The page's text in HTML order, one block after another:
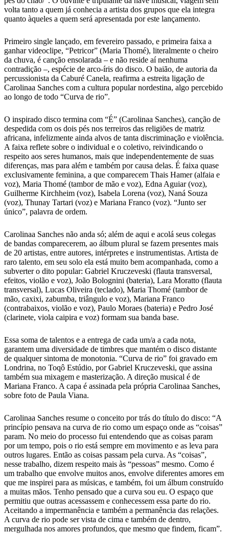
volta tanto a quem já conhecia a artista dos grupos que ela integra
quanto àqueles a quem será apresentada por este lançamento.
Primeiro single lançado, em fevereiro passado, e primeira faixa a
ganhar videoclipe, “Petricor” (Maria Thomé), literalmente o cheiro
da chuva, é canção ensolarada – e não reside aí nenhuma
contradição –, espécie de arco-íris do disco. O baião, de autoria da
percussionista da Caburé Canela, reafirma a estreita ligação de
Carolinaa Sanches com a cultura popular nordestina, algo percebido
ao longo de todo “Curva de rio”.
O inspirado disco termina com “É” (Carolinaa Sanches), canção de
despedida com os dois pés nos terreiros das religiões de matriz
africana, infelizmente ainda alvos de tanta discriminação e violência.
A faixa reflete sobre o individual e o coletivo, reivindicando o
respeito aos seres humanos, mais que independentemente de suas
diferenças, mas para além e também por causa delas. É faixa quase
exclusivamente feminina, a que comparecem Thais Hamer (alfaia e
voz), Maria Thomé (tambor de mão e voz), Edna Aguiar (voz),
Guilherme Kirchheim (voz), Isabela Lorena (voz), Naná Souza
(voz), Thunay Tartari (voz) e Mariana Franco (voz). “Junto ser
único”, palavra de ordem.
Carolinaa Sanches não anda só; além de aqui e acolá seus colegas
de bandas comparecerem, ao álbum plural se fazem presentes mais
de 20 artistas, entre autores, intérpretes e instrumentistas. Artista de
raro talento, em seu solo ela está muito bem acompanhada, como a
subverter o dito popular: Gabriel Kruczeveski (flauta transversal,
efeitos, violão e voz), João Bolognini (bateria), Lara Moratto (flauta
transversal), Lucas Oliveira (teclado), Maria Thomé (tambor de
mão, caxixi, zabumba, triângulo e voz), Mariana Franco
(contrabaixos, violão e voz), Paulo Moraes (bateria) e Pedro José
(clarinete, viola caipira e voz) formam sua banda base.
Essa soma de talentos e a entrega de cada um/a a cada nota,
garantem uma diversidade de timbres que mantém o disco distante
de qualquer sintoma de monotonia. “Curva de rio” foi gravado em
Londrina, no Toqô Estúdio, por Gabriel Kruczeveski, que assina
também sua mixagem e masterização. A direção musical é de
Mariana Franco. A capa é assinada pela própria Carolinaa Sanches,
sobre foto de Paula Viana.
Carolinaa Sanches resume o conceito por trás do título do disco: “A
princípio pensava na curva de rio como um espaço onde as “coisas”
param. No meio do processo fui entendendo que as coisas param
por um tempo, pois o rio está sempre em movimento e as leva para
outros lugares. Então as coisas passam pela curva. As “coisas”,
nesse trabalho, dizem respeito mais às “pessoas” mesmo. Como é
um trabalho que envolve muitos anos, envolve diferentes amores em
que me inspirei para as músicas, e também, foi um álbum construído
a muitas mãos. Tenho pensado que a curva sou eu. O espaço que
permitiu que outras acessassem e conhecessem essa parte do rio.
Aceitando a impermanência e também a permanência das relações.
A curva de rio pode ser vista de cima e também de dentro,
mergulhada nos amores profundos, que mesmo que findem, ficam”.